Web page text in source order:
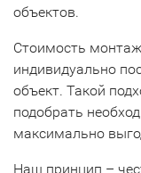
объектов.
Стоимость
индивидуально
объект. Такой
подобрать
максимально
Наш принцип –